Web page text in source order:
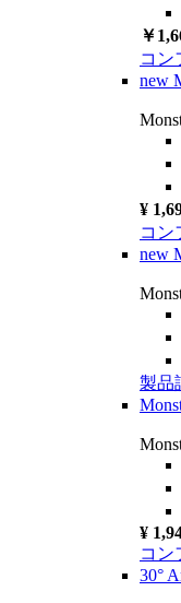
￥
コン
new
¥
コン
new
製品
¥
コン
30°